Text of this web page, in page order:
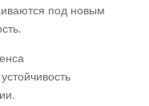
под новым